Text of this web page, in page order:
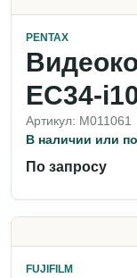
PENTAX
EC34-
Артикул: M011061
В наличии или
По запросу
FUJIFILM